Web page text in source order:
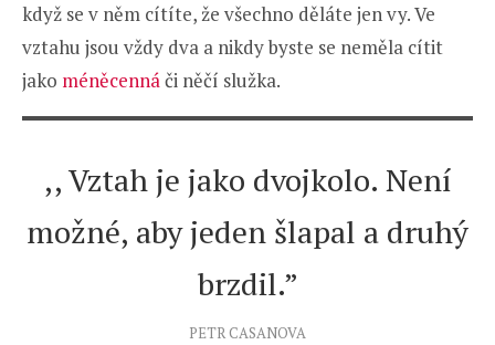
když se v něm cítíte, že všechno děláte jen vy. Ve
vztahu jsou vždy dva a nikdy byste se neměla cítit
jako méněcennáči něčí služka.
,, Vztah je jako dvojkolo. Není
možné, aby jeden šlapal a druhý
brzdil.”
PETR CASANOVA